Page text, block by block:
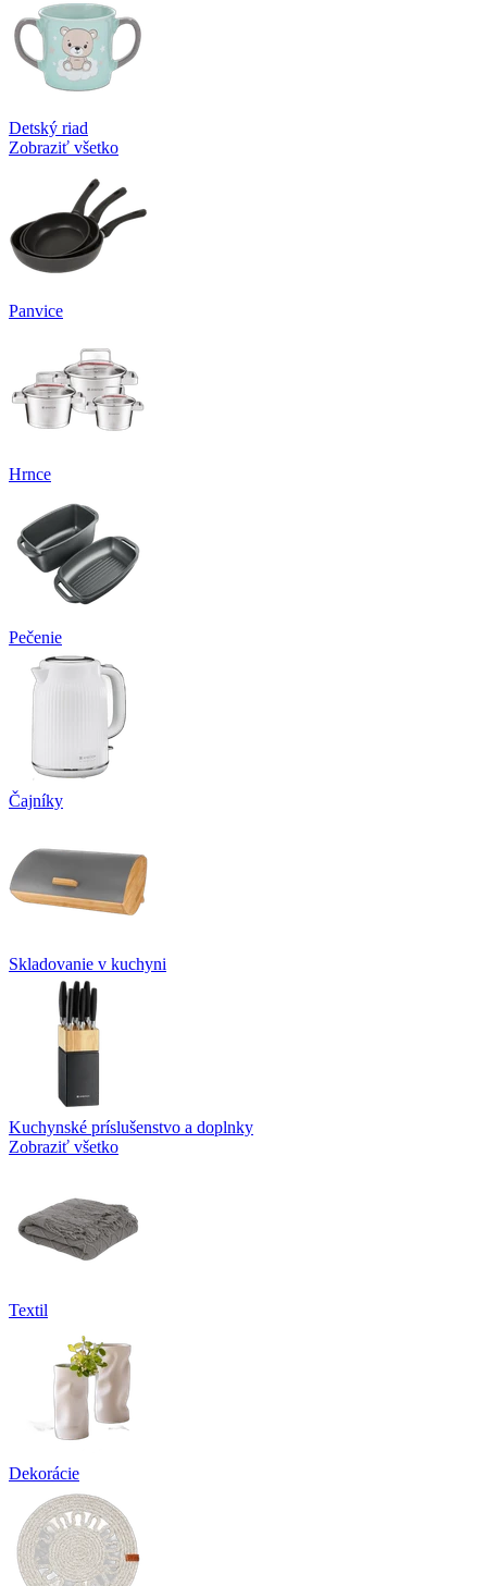
Detský riad
Zobraziť všetko
Panvice
Hrnce
Pečenie
Čajníky
Skladovanie v kuchyni
Kuchynské príslušenstvo a doplnky
Zobraziť všetko
Textil
Dekorácie